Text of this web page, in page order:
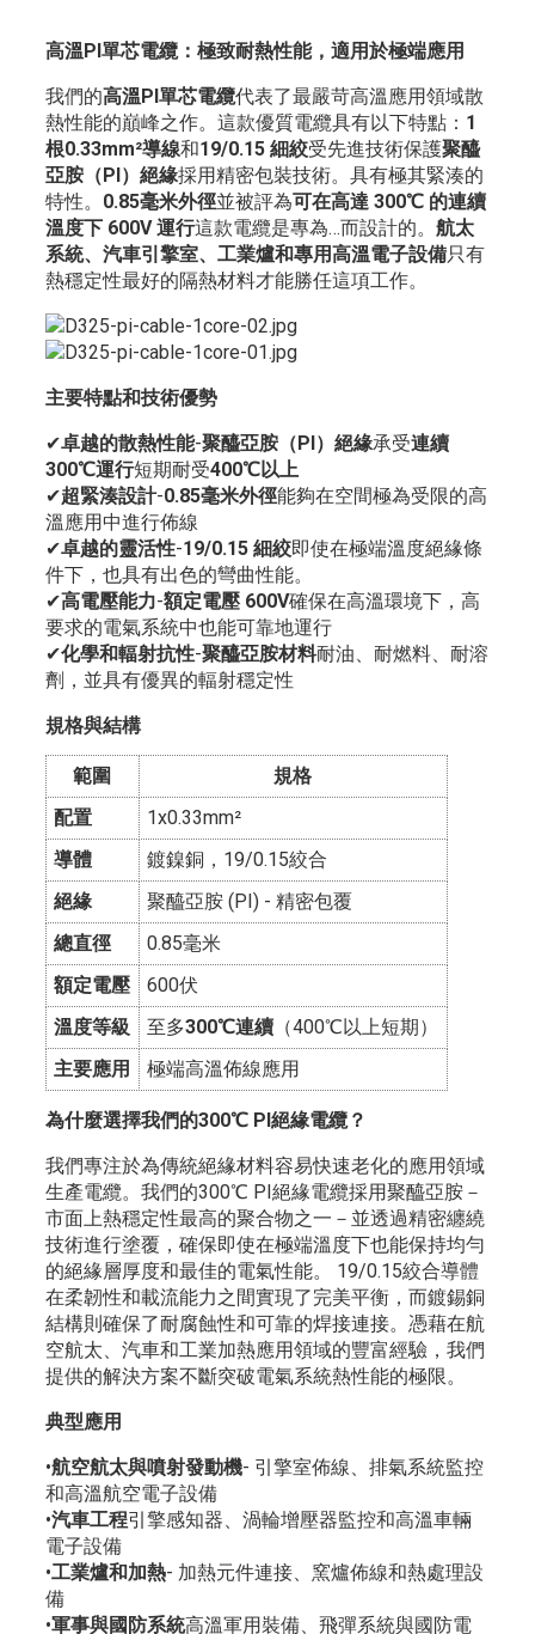
高溫PI單芯電纜：極致耐熱性能，適用於極端應用
我們的高溫PI單芯電纜代表了最嚴苛高溫應用領域散
熱性能的巔峰之作。這款優質電纜具有以下特點： 1
根0.33mm²導線和19/0.15 細絞受先進技術保護聚醯
亞胺（PI）絕緣採用精密包裝技術。具有極其緊湊的
特性。 0.85毫米外徑並被評為可在高達 300℃ 的連續
溫度下 600V 運行這款電纜是專為…而設計的。 航太
系統、汽車引擎室、工業爐和專用高溫電子設備只有
熱穩定性最好的隔熱材料才能勝任這項工作。
主要特點和技術優勢
✔卓越的散熱性能-聚醯亞胺（PI）絕緣承受連續
300℃運行短期耐受400℃以上
✔超緊湊設計-0.85毫米外徑能夠在空間極為受限的高
溫應用中進行佈線
✔卓越的靈活性-19/0.15 細絞即使在極端溫度絕緣條
件下，也具有出色的彎曲性能。
✔高電壓能力-額定電壓 600V確保在高溫環境下，高
要求的電氣系統中也能可靠地運行
✔化學和輻射抗性-聚醯亞胺材料耐油、耐燃料、耐溶
劑，並具有優異的輻射穩定性
規格與結構
範圍
規格
配置
1x0.33mm²
導體
鍍鎳銅，19/0.15絞合
絕緣
聚醯亞胺 (PI) - 精密包覆
總直徑
0.85毫米
額定電壓
600伏
溫度等級
至多300℃連續 （400℃以上短期）
主要應用
極端高溫佈線應用
為什麼選擇我們的300℃ PI絕緣電纜？
我們專注於為傳統絕緣材料容易快速老化的應用領域
生產電纜。我們的300℃ PI絕緣電纜採用聚醯亞胺－
市面上熱穩定性最高的聚合物之一－並透過精密纏繞
技術進行塗覆，確保即使在極端溫度下也能保持均勻
的絕緣層厚度和最佳的電氣性能。 19/0.15絞合導體
在柔韌性和載流能力之間實現了完美平衡，而鍍錫銅
結構則確保了耐腐蝕性和可靠的焊接連接。憑藉在航
空航太、汽車和工業加熱應用領域的豐富經驗，我們
提供的解決方案不斷突破電氣系統熱性能的極限。
典型應用
•航空航太與噴射發動機- 引擎室佈線、排氣系統監控
和高溫航空電子設備
•汽車工程引擎感知器、渦輪增壓器監控和高溫車輛
電子設備
•工業爐和加熱- 加熱元件連接、窯爐佈線和熱處理設
備
•軍事與國防系統高溫軍用裝備、飛彈系統與國防電